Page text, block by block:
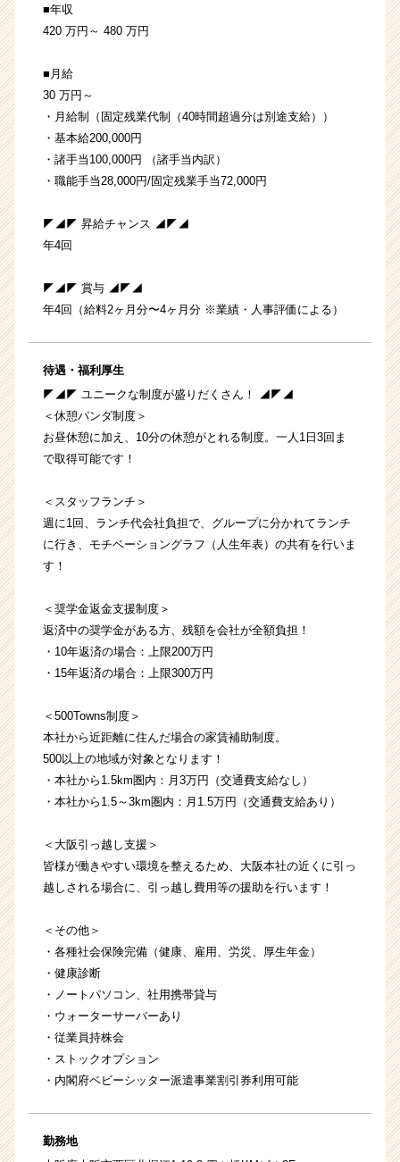
■年収
420 万円～ 480 万円
■月給
30 万円～
・月給制（固定残業代制（40時間超過分は別途支給））
・基本給200,000円
・諸手当100,000円 （諸手当内訳）
・職能手当28,000円/固定残業手当72,000円
◤◢◤ 昇給チャンス ◢◤◢
年4回
◤◢◤ 賞与 ◢◤◢
年4回（給料2ヶ月分〜4ヶ月分 ※業績・人事評価による）
待遇・福利厚生
◤◢◤ ユニークな制度が盛りだくさん！ ◢◤◢
＜休憩パンダ制度＞
お昼休憩に加え、10分の休憩がとれる制度。一人1日3回ま
で取得可能です！
＜スタッフランチ＞
週に1回、ランチ代会社負担で、グループに分かれてランチ
に行き、モチベーショングラフ（人生年表）の共有を行いま
す！
＜奨学金返金支援制度＞
返済中の奨学金がある方、残額を会社が全額負担！
・10年返済の場合：上限200万円
・15年返済の場合：上限300万円
＜500Towns制度＞
本社から近距離に住んだ場合の家賃補助制度。
500以上の地域が対象となります！
・本社から1.5km圏内：月3万円（交通費支給なし）
・本社から1.5～3km圏内：月1.5万円（交通費支給あり）
＜大阪引っ越し支援＞
皆様が働きやすい環境を整えるため、大阪本社の近くに引っ
越しされる場合に、引っ越し費用等の援助を行います！
＜その他＞
・各種社会保険完備（健康、雇用、労災、厚生年金）
・健康診断
・ノートパソコン、社用携帯貸与
・ウォーターサーバーあり
・従業員持株会
・ストックオプション
・内閣府ベビーシッター派遣事業割引券利用可能
勤務地